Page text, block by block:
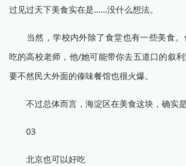
过见过天下美食实在是……没什么想法。
当然，学校内外除了食堂也有一些美食。
吃的高校老师，他/她可能带你去五道口的叙利
要不然民大外面的傣味餐馆也很火爆。
不过总体而言，海淀区在美食这块，确实是
03
北京也可以好吃